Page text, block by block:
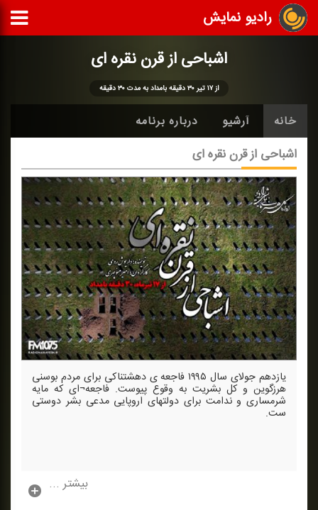
رادیو نمایش
اشباحی از قرن نقره ای
از ۱۷ تیر ۳۰ دقیقه بامداد به مدت ۳۰ دقیقه
خانه آرشیو درباره برنامه
اشباحی از قرن نقره ای
یازدهم جولای سال ۱۹۹۵ فاجعه ی دهشتناكی برای مردم بوسنی
هرزگوین و كل بشریت به وقوع پیوست. فاجعه¬ای كه مایه
شرمساری و ندامت برای دولتهای اروپایی مدعی بشر دوستی
ست.
بیشتر ...